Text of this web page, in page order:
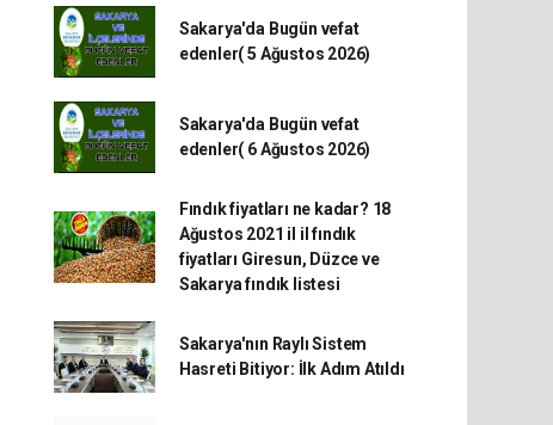
Sakarya'da Bugün vefat
edenler( 5 Ağustos 2026)
Sakarya'da Bugün vefat
edenler( 6 Ağustos 2026)
Fındık fiyatları ne kadar? 18
Ağustos 2021 il il fındık
fiyatları Giresun, Düzce ve
Sakarya fındık listesi
Sakarya'nın Raylı Sistem
Hasreti Bitiyor: İlk Adım Atıldı